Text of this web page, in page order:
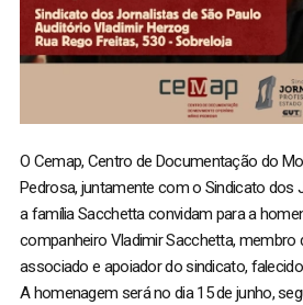
O Cemap, Centro de Documentação do
Pedrosa, juntamente com o Sindicato dos
a família Sacchetta convidam para a
companheiro Vladimir Sacchetta, membro
associado e apoiador do sindicato,
A homenagem será no dia 15 de junho,